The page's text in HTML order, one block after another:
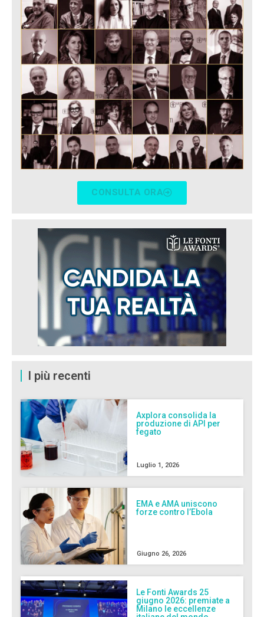
CONSULTA ORA
I più recenti
Axplora consolida la
produzione di API per
fegato
Luglio 1, 2026
EMA e AMA uniscono
forze contro l’Ebola
Giugno 26, 2026
Le Fonti Awards 25
giugno 2026: premiate a
Milano le eccellenze